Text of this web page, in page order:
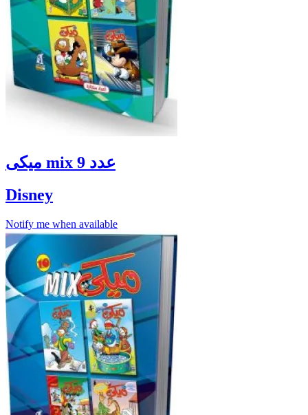
ميكى mix عدد 9
Disney
Notify me when available